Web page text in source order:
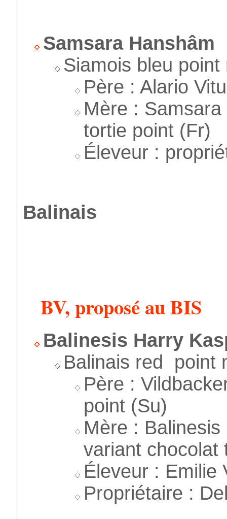
Samsara Hanshâm
Siamois bleu
Père : Alario
Mère :
tortie point (Fr)
Éleveur :
Balinais
BV, proposé au BIS
Balinesis Harry
Balinais red point
Père :
point (Su)
Mère :
variant chocolat
Éleveur : Emilie
Propriétaire :